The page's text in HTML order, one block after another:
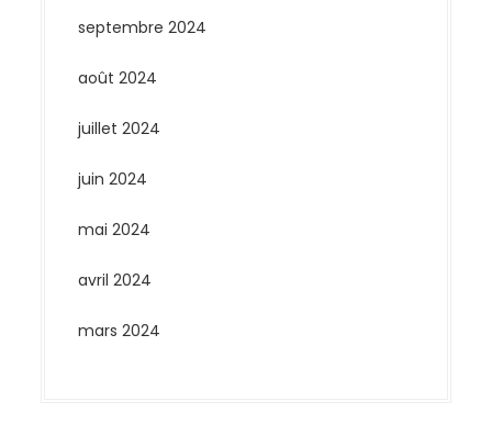
septembre 2024
août 2024
juillet 2024
juin 2024
mai 2024
avril 2024
mars 2024